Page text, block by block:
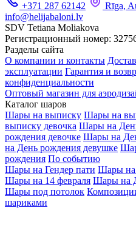
+371 287 62142
Rīga,
info@helijabaloni.lv
SDV Tetiana Moliakova
Регистрационный номер:
Разделы сайта
О компании и контакты
эксплуатации Гарантия и
конфиденциальности
Оптовый магазин для
Каталог шаров
Шары на выписку Шары на
выписку девочка Шары на
рождения девочке Шары на
на День рождения девушке
рождения По событию
Шары на Гендер пати Шары на
Шары на 14 февраля Шары на
Шары под потолок
шариками